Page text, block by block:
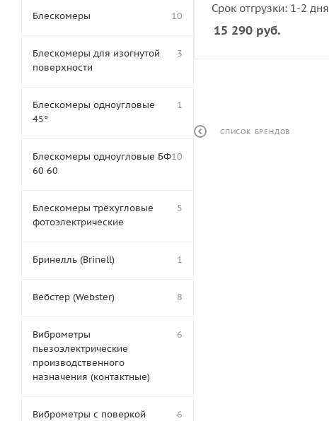
Срок отгрузки: 1-2 дня
15 290 руб.
СПИСОК БРЕНДОВ
Блескомеры 10
Блескомеры для изогнутой
поверхности
3
Блескомеры одноугловые
45°
1
Блескомеры одноугловые БФ
60 60
10
Блескомеры трёхугловые
фотоэлектрические
5
Бринелль (Brinell) 1
Вебстер (Webster) 8
Виброметры
пьезоэлектрические
производственного
назначения (контактные)
6
Виброметры с поверкой
6